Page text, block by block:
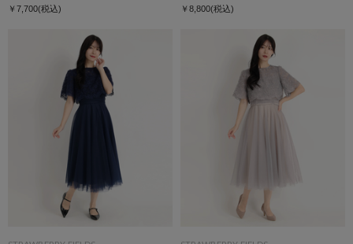
￥7,700(税込) ￥8,800(税込)